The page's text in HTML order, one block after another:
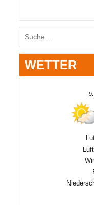
Suchen
WETTER